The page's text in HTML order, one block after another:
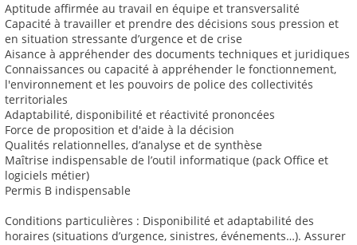
Aptitude affirmée au travail en équipe et transversalité
Capacité à travailler et prendre des décisions sous pression et
en situation stressante d’urgence et de crise
Aisance à appréhender des documents techniques et juridiques
Connaissances ou capacité à appréhender le fonctionnement,
l'environnement et les pouvoirs de police des collectivités
territoriales
Adaptabilité, disponibilité et réactivité prononcées
Force de proposition et d'aide à la décision
Qualités relationnelles, d’analyse et de synthèse
Maîtrise indispensable de l’outil informatique (pack Office et
logiciels métier)
Permis B indispensable
Conditions particulières : Disponibilité et adaptabilité des
horaires (situations d’urgence, sinistres, événements…). Assurer